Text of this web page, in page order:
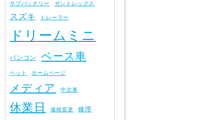
サブバッテリー サントレックス
スズキ トレーラー
ドリームミニ
バンコン ベース車
ペット ホームページ
メディア 中古車
休業日 価格変更 修理